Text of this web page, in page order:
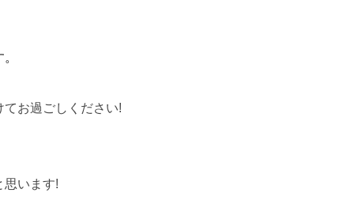
お過ごしください!
思います!